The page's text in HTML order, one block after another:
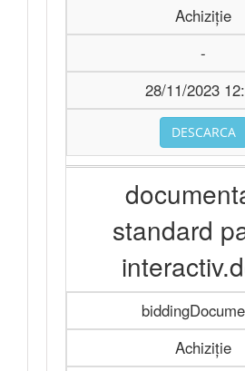
Achiziție
-
28/11/2023
DESCARCA
standard
Achiziție